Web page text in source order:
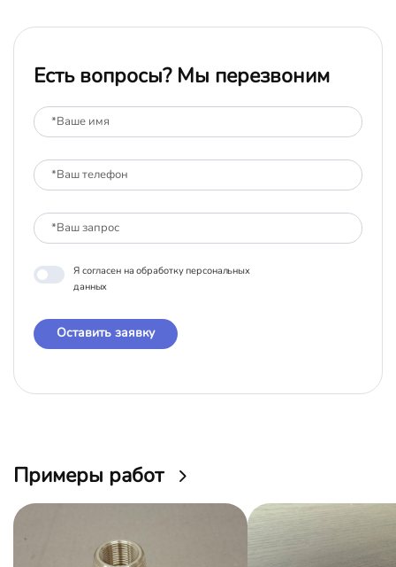
Есть вопросы? Мы перезвоним
Я согласен на обработку персональных
данных
Оставить заявку
Примеры работ